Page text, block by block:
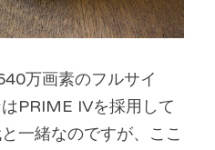
万画素のフルサイ
PRIME IVを採用して
一緒なのですが、ここ